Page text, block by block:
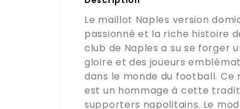
Le maillot Naples version
passionné et la riche histoire
club de Naples a su se forger
gloire et des joueurs
dans le monde du football. Ce
est un hommage à cette
supporters napolitains. Le